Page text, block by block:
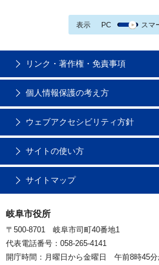
表示 PC スマ
リンク・著作権・免責事項
個人情報保護の考え方
ウェブアクセシビリティ方針
サイトの使い方
サイトマップ
岐阜市役所
〒500-8701 岐阜市司町40番地1
代表電話番号：058-265-4141
開庁時間：月曜日から金曜日 午前8時45分